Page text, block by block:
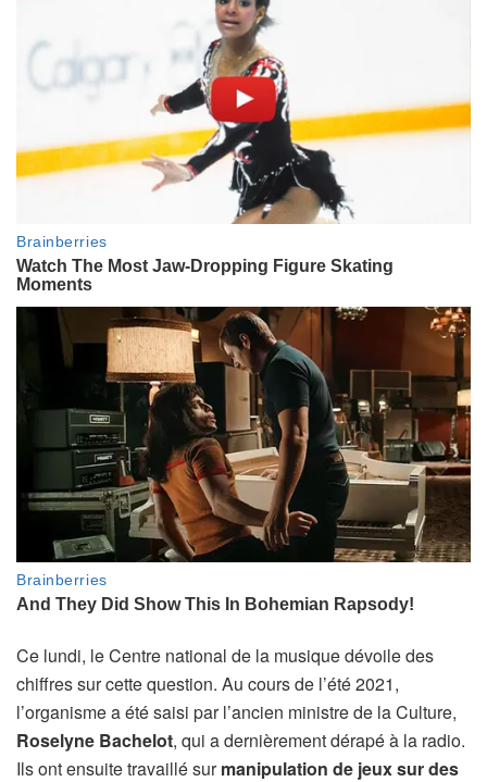
Ce lundi, le Centre national de la musique dévoile des
chiffres sur cette question. Au cours de l’été 2021,
l’organisme a été saisi par l’ancien ministre de la Culture,
Roselyne Bachelot, qui a dernièrement dérapé à la radio.
Ils ont ensuite travaillé surmanipulation de jeux sur des